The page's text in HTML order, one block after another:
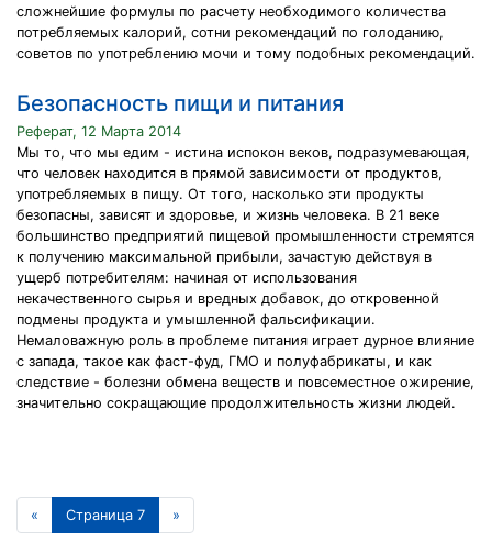
сложнейшие формулы по расчету необходимого количества
потребляемых калорий, сотни рекомендаций по голоданию,
советов по употребле­нию мочи и тому подобных рекомендаций.
Безопасность пищи и питания
Реферат, 12 Марта 2014
Мы то, что мы едим - истина испокон веков, подразумевающая,
что человек находится в прямой зависимости от продуктов,
употребляемых в пищу. От того, насколько эти продукты
безопасны, зависят и здоровье, и жизнь человека. В 21 веке
большинство предприятий пищевой промышленности стремятся
к получению максимальной прибыли, зачастую действуя в
ущерб потребителям: начиная от использования
некачественного сырья и вредных добавок, до откровенной
подмены продукта и умышленной фальсификации.
Немаловажную роль в проблеме питания играет дурное влияние
с запада, такое как фаст-фуд, ГМО и полуфабрикаты, и как
следствие - болезни обмена веществ и повсеместное ожирение,
значительно сокращающие продолжительность жизни людей.
« Страница 7 »